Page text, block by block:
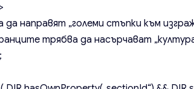
да направят „големи стъпки към
трябва да насърчават